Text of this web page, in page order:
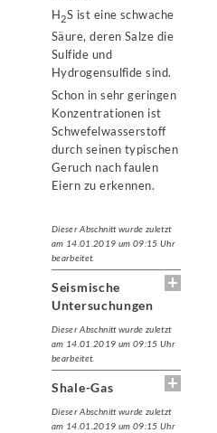
H2S ist eine schwache
Säure, deren Salze die
Sulfide und
Hydrogensulfide sind.
Schon in sehr geringen
Konzentrationen ist
Schwefelwasserstoff
durch seinen typischen
Geruch nach faulen
Eiern zu erkennen.
Dieser Abschnitt wurde zuletzt
am 14.01.2019 um 09:15 Uhr
bearbeitet.
Seismische
Untersuchungen
Dieser Abschnitt wurde zuletzt
am 14.01.2019 um 09:15 Uhr
bearbeitet.
Shale-Gas
Dieser Abschnitt wurde zuletzt
am 14.01.2019 um 09:15 Uhr